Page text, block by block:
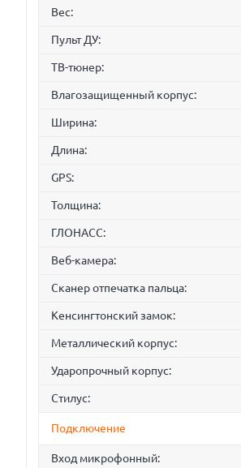
Вес:
Пульт ДУ:
ТВ-тюнер:
Влагозащищенный корпус:
Ширина:
Длина:
GPS:
Толщина:
ГЛОНАСС:
Веб-камера:
Сканер отпечатка пальца:
Кенсингтонский замок:
Металлический корпус:
Ударопрочный корпус:
Стилус:
Подключение
Вход микрофонный: